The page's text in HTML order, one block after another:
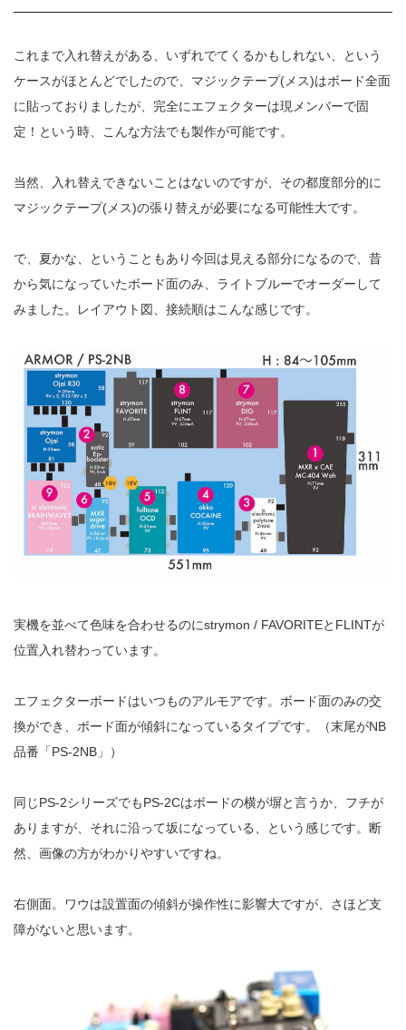
これまで入れ替えがある、いずれでてくるかもしれない、という
ケースがほとんどでしたので、マジックテープ(メス)はボード全面
に貼っておりましたが、完全にエフェクターは現メンバーで固
定！という時、こんな方法でも製作が可能です。
当然、入れ替えできないことはないのですが、その都度部分的に
マジックテープ(メス)の張り替えが必要になる可能性大です。
で、夏かな、ということもあり今回は見える部分になるので、昔
から気になっていたボード面のみ、ライトブルーでオーダーして
みました。レイアウト図、接続順はこんな感じです。
実機を並べて色味を合わせるのにstrymon / FAVORITEとFLINTが
位置入れ替わっています。
エフェクターボードはいつものアルモアです。ボード面のみの交
換ができ、ボード面が傾斜になっているタイプです。（末尾がNB
品番「PS-2NB」）
同じPS-2シリーズでもPS-2Cはボードの横が塀と言うか、フチが
ありますが、それに沿って坂になっている、という感じです。断
然、画像の方がわかりやすいですね。
右側面。ワウは設置面の傾斜が操作性に影響大ですが、さほど支
障がないと思います。